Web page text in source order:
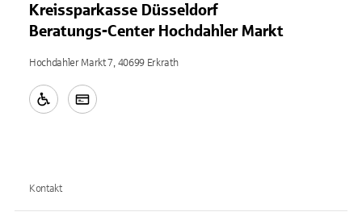
Kreissparkasse Düsseldorf
Beratungs-Center Hochdahler Markt
Hochdahler Markt 7, 40699 Erkrath
Kontakt